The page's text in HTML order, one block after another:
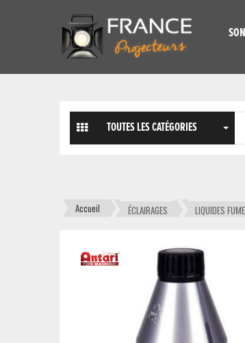
TOUTES LES CATÉGORIES
Accueil ÉCLAIRAGES LIQUIDES